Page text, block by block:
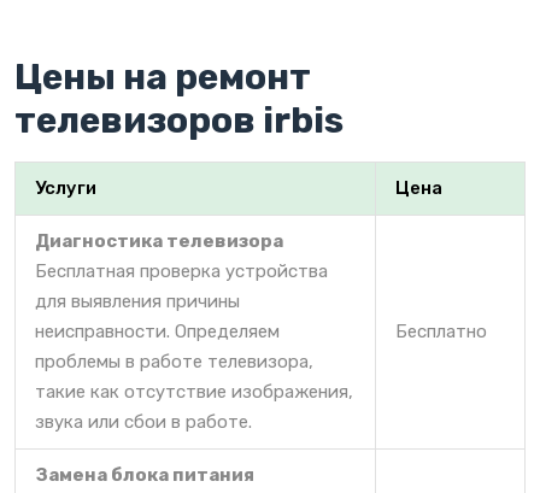
Цены на ремонт
телевизоров irbis
Услуги Цена
Диагностика телевизора
Бесплатная проверка устройства
для выявления причины
неисправности. Определяем
проблемы в работе телевизора,
такие как отсутствие изображения,
звука или сбои в работе.
Бесплатно
Замена блока питания